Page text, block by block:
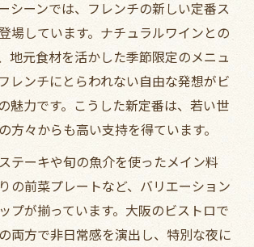
シーンでは、フレンチの新しい定番ス
場しています。ナチュラルワインとの
地元食材を活かした季節限定のメニュ
レンチにとらわれない自由な発想がビ
魅力です。こうした新定番は、若い世
方々からも高い支持を得ています。
テーキや旬の魚介を使ったメイン料
の前菜プレートなど、バリエーション
プが揃っています。大阪のビストロで
両方で非日常感を演出し、特別な夜に